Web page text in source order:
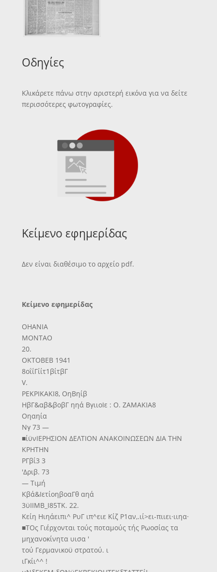
Οδηγίες
Κλικάρετε πάνω στην αριστερή εικόνα για να δείτε
περισσότερες φωτογραφίες.
Κείμενο εφημερίδας
Δεν είναι διαθέσιμο το αρχείο pdf.
Κείμενο εφημερίδας
ΟΗΑΝΙΑ
ΜΟΝΤΑΟ
20.
ΟΚΤΟΒΕΒ 1941
8οΐΐΓίίτ1βίτβΓ
V.
ΡΕΚΡΙΚΑΚΙ8, ΟηΒηίβ
ΗβΓ&αβ&βοβΓ ηηά ΒγιιοΙε : Ο. ΖΑΜΑΚΙΑ8
Οηαηία
Νγ 73 —
■ίϋνΙΕΡΗΣΙΟΝ ΔΕΛΤΙΟΝ ΑΝΑΚΟΙΝΩΣΕΩΝ ΔΙΑ ΤΗΝ
ΚΡΗΤΗΝ
ΡΓβί3 3
'Δριβ. 73
— Τιμή
Κβά&ΙετίοηβοαΓθ αηά
3ϋΙΙΜΒ_Ι85ΤΚ. 22.
Κείη Ηιηάειπι^ ΡυΓ ιπ^ειε Κίζ Ρ1αν,.ιί>ει-πιιει·ιιηα·
■ΤΟς Γιέρχονται τούς ποταμούς τής Ρωοσίας τα
μηχανοκίνητα υισα '
τού Γερμανικοϋ στρατού. ι
ιΓκίι^^ !